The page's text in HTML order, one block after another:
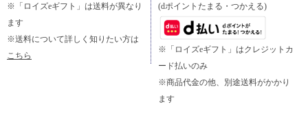
※「ロイズeギフト」は送料が異なり
ます
※送料について詳しく知りたい方は
こちら
(dポイントたまる・つかえる)
※「ロイズeギフト」はクレジットカ
ード払いのみ
※商品代金の他、別途送料がかかり
ます